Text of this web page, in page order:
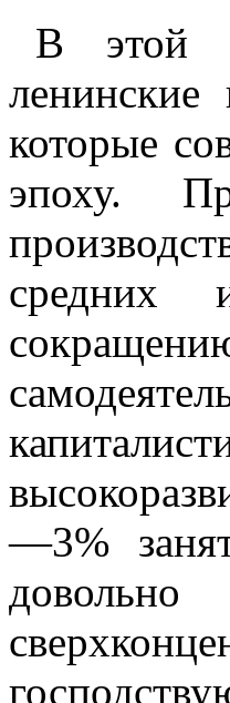
В этой
которые
эпоху.
средних
—3%